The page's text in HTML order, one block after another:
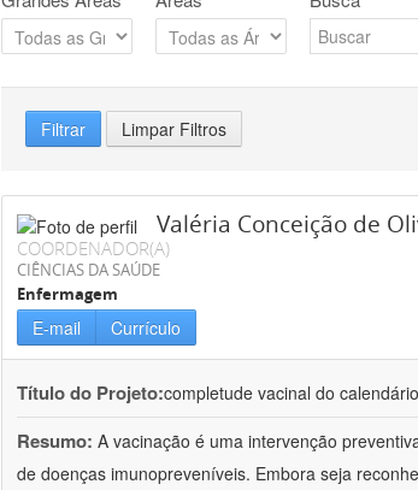
Filtrar Limpar Filtros
Valéria Conceição de
COORDENADOR(A)
CIÊNCIAS DA SAÚDE
Enfermagem
E-mail Currículo
Título do Projeto:completude vacinal do
Resumo: A vacinação é uma intervenção
de doenças imunopreveníveis. Embora seja